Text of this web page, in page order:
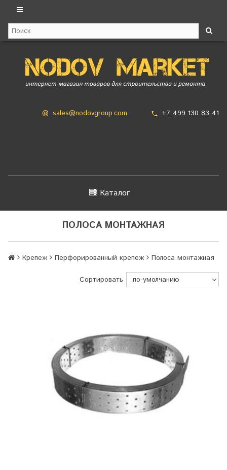
@ sales@nodovgroup.com +7 499 130 83 41
Каталог
ПОЛОСА МОНТАЖНАЯ
Крепеж Перфорированный крепеж Полоса монтажная
Сортировать